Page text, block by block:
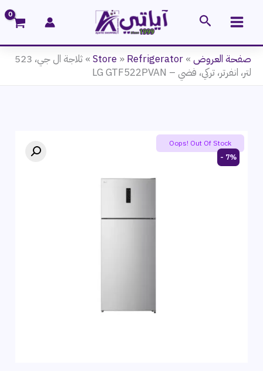
البحث
صفحة العروض »
Store » Refrigerator
»
ثلاجة ال جي، 523
لتر، انفرتر، تركي، فضي – LG GTF522PVAN
Oops! Out Of Stock
7% -